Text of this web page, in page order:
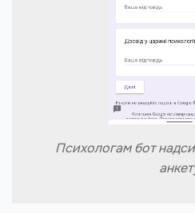
Психологам бот